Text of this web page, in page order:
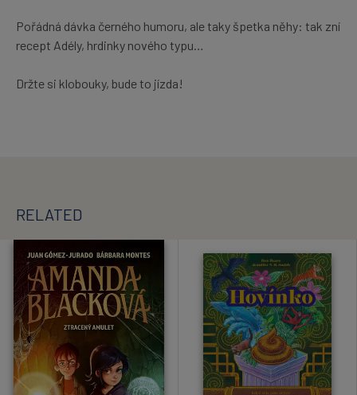
Pořádná dávka černého humoru, ale taky špetka něhy: tak zní
recept Adély, hrdinky nového typu…
Držte si klobouky, bude to jízda!
RELATED